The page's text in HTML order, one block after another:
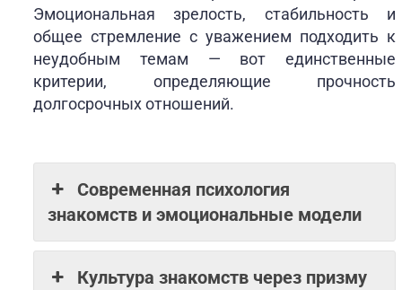
Эмоциональная зрелость, стабильность и
общее стремление с уважением подходить к
неудобным темам — вот единственные
критерии, определяющие прочность
долгосрочных отношений.
Современная психология
знакомств и эмоциональные модели
Культура знакомств через призму